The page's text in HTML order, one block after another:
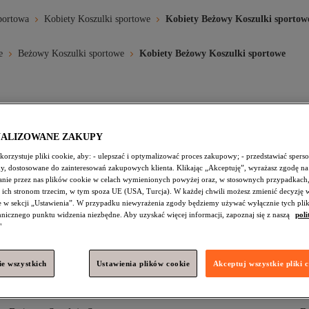
Kobiety Koszulki sportowe Kobiety Beżowy Koszulki
Beżowy Koszulki sportowe Kobiety Beżowy Koszulki sportowe
Beżowy Kobiety Spódnice Sportowe Beżowy Kobiety Sportowe
Sportowe Ecru Kobiety Koszulki Sportowe Żółty Kobiety
ZAKUPY
pliki cookie, aby: - ulepszać i optymalizować proces zakupowy; - przedstawiać
dostosowane do zainteresowań zakupowych klienta. Klikając „Akceptuję”, wyrażasz zgodę na
przez nas plików cookie w celach wymienionych powyżej oraz, w stosownych
ich stronom trzecim, w tym spoza UE (USA, Turcja). W każdej chwili możesz zmienić decyzję
sekcji „Ustawienia”. W przypadku niewyrażenia zgody będziemy używać wyłącznie tych
punktu widzenia niezbędne. Aby uzyskać więcej informacji, zapoznaj się z naszą
wszystkich Ustawienia plików cookie Akceptuj wszystkie pliki